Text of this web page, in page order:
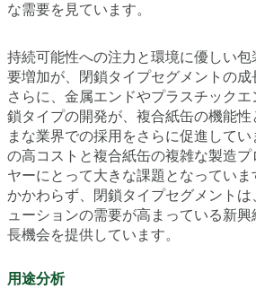
な需要を見ています。
持続可能性への注力と環境に優しい
要増加が、閉鎖タイプセグメントの成
さらに、金属エンドやプラスチック
鎖タイプの開発が、複合紙缶の機能
まな業界での採用をさらに促進して
の高コストと複合紙缶の複雑な製造
ヤーにとって大きな課題となってい
かかわらず、閉鎖タイプセグメントは
ューションの需要が高まっている新
長機会を提供しています。
用途分析